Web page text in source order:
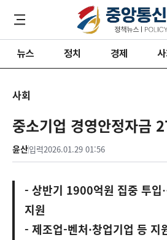
뉴스 정치 경제 사
사회
중소기업 경영안정자금
윤산입력2026.01.29 01:56
- 상반기 1900억원 집중 투
지원
- 제조업-벤처·창업기업 등 지